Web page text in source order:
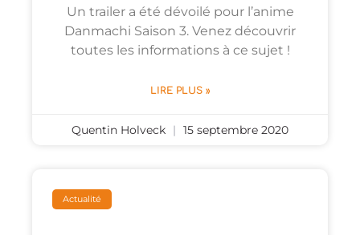
Un trailer a été dévoilé pour l’anime
Danmachi Saison 3. Venez découvrir
toutes les informations à ce sujet !
LIRE PLUS »
Quentin Holveck 15 septembre 2020
Actualité